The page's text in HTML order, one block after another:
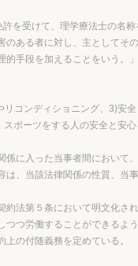
を受けて、理学療法士の名
ある者に対し、主としてそ
手段を加えることをいう。
コンディショニング、3)安全
ポーツをする人の安全と安心
係に入った当事者間において
、当該法律関係の性質、当
法第５条において明文化され
つ労働することができるよ
の付随義務を定めている。